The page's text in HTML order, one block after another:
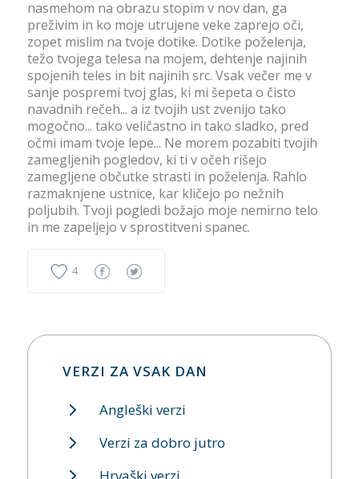
nasmehom na obrazu stopim v nov dan, ga
preživim in ko moje utrujene veke zaprejo oči,
zopet mislim na tvoje dotike. Dotike poželenja,
težo tvojega telesa na mojem, dehtenje najinih
spojenih teles in bit najinih src. Vsak večer me v
sanje pospremi tvoj glas, ki mi šepeta o čisto
navadnih rečeh... a iz tvojih ust zvenijo tako
mogočno... tako veličastno in tako sladko, pred
očmi imam tvoje lepe... Ne morem pozabiti tvojih
zamegljenih pogledov, ki ti v očeh rišejo
zamegljene občutke strasti in poželenja. Rahlo
razmaknjene ustnice, kar kličejo po nežnih
poljubih. Tvoji pogledi božajo moje nemirno telo
in me zapeljejo v sprostitveni spanec.
4
VERZI ZA VSAK DAN
Angleški verzi
Verzi za dobro jutro